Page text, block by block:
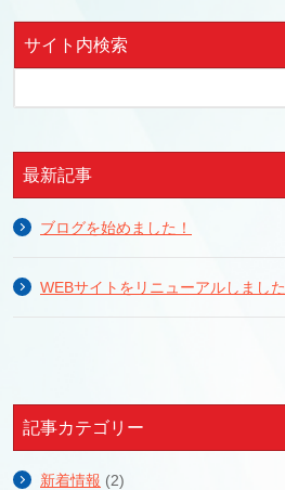
サイト内検索
最新記事
ブログを始めました！
WEBサイトをリニューアルしました
記事カテゴリー
新着情報 (2)